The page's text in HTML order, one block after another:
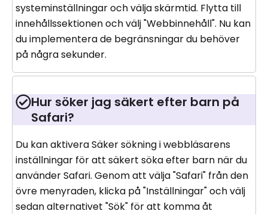
systeminställningar och välja skärmtid. Flytta till
innehållssektionen och välj "Webbinnehåll". Nu kan
du implementera de begränsningar du behöver
på några sekunder.
Hur söker jag säkert efter barn på
Safari?
Du kan aktivera Säker sökning i webbläsarens
inställningar för att säkert söka efter barn när du
använder Safari. Genom att välja "Safari" från den
övre menyraden, klicka på "Inställningar" och välj
sedan alternativet "Sök" för att komma åt